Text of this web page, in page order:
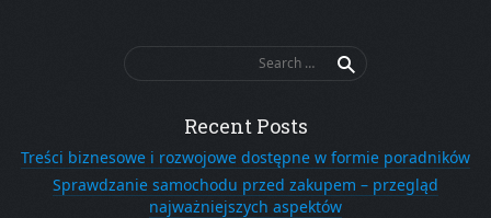
Search
for:
Recent Posts
Treści biznesowe i rozwojowe dostępne w formie poradników
Sprawdzanie samochodu przed zakupem – przegląd
najważniejszych aspektów